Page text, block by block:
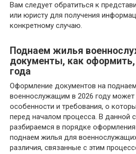
Вам следует обратиться к
или юристу для получения
конкретному случаю.
Поднаем жилья
документы, как оформить,
года
Оформление документов на
военнослужащим в 2026 году может
особенности и требования, о
перед началом процесса. В данной
разбираемся в порядке
поднаем жилья для
различия, связанные с этим